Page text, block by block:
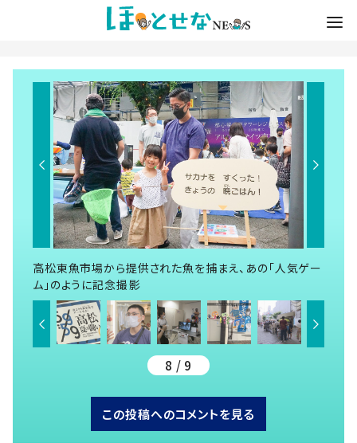
高松東魚市場から提供された魚を捕まえ、あの「人気ゲー
ム」のように記念撮影
8 / 9
この投稿へのコメントを見る